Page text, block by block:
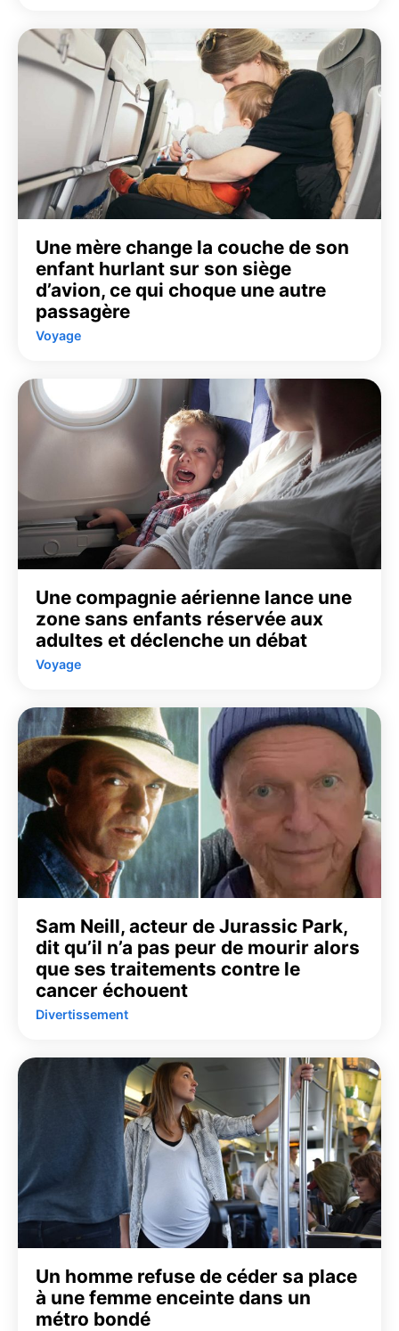
Une mère change la couche de son
enfant hurlant sur son siège
d’avion, ce qui choque une autre
passagère
Voyage
Une compagnie aérienne lance une
zone sans enfants réservée aux
adultes et déclenche un débat
Voyage
Sam Neill, acteur de Jurassic Park,
dit qu’il n’a pas peur de mourir alors
que ses traitements contre le
cancer échouent
Divertissement
Un homme refuse de céder sa place
à une femme enceinte dans un
métro bondé